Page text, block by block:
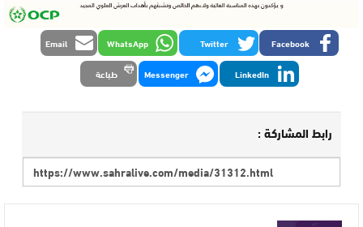
Facebook
Twitter
WhatsApp
Email
LinkedIn
Messenger طباعة
رابط المشاركة :